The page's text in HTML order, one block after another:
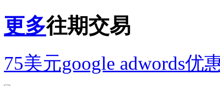
更多往期交易
75美元google adwords优